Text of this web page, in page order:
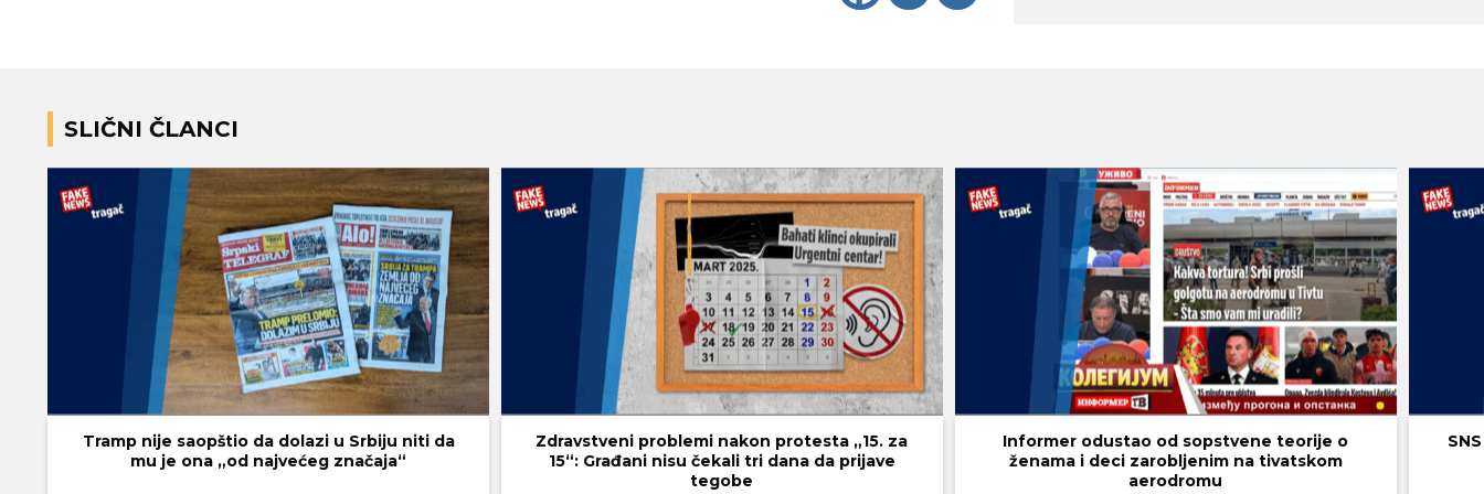
SLIČNI ČLANCI
Tramp nije saopštio da dolazi u Srbiju niti da
mu je ona „od najvećeg značaja“
Zdravstveni problemi nakon protesta „15. za
15“: Građani nisu čekali tri dana da prijave
tegobe
Informer odustao od sopstvene teorije o
ženama i deci zarobljenim na tivatskom
aerodromu